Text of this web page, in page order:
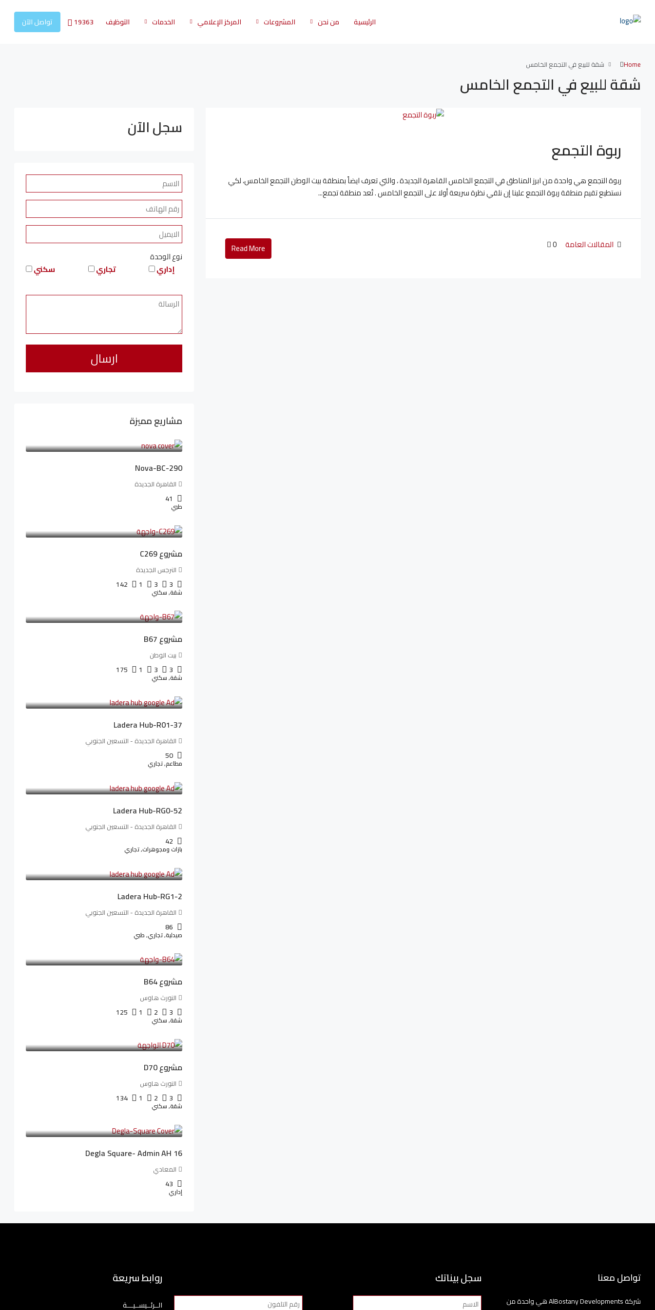
الرئيسية من نحن المشروعات المركز الإعلامي الخدمات التوظيف 19363 تواصل الآن
Home شقة للبيع في التجمع الخامس
شقة للبيع في التجمع الخامس
ربوة التجمع
ربوة التجمع هي واحدة من ابرز المناطق في التجمع الخامس القاهرة الجديدة ، والتي تعرف ايضاً بمنطقة بيت الوطن التجمع الخامس، لكي
نستطيع تقيم منطقة ربوة التجمع علينا إن نلقي نظرة سريعة أولا على التجمع الخامس . تُعد منطقة تجمع...
المقالات العامة 0
Read More
سجل الآن
نوع الوحدة
سكني
تجاري إداري
مشاريع مميزة
Nova-BC-290
القاهرة الجديدة
41
طبي
مشروع C269
النرجس الجديدة
3
3
1
142
شقة, سكني
مشروع B67
بيت الوطن
3
3
1
175
شقة, سكني
Ladera Hub-R01-37
القاهرة الجديدة - التسعين الجنوبي
50
مطاعم, تجاري
Ladera Hub-RG0-52
القاهرة الجديدة - التسعين الجنوبي
42
بازات ومجوهرات, تجاري
Ladera Hub-RG1-2
القاهرة الجديدة - التسعين الجنوبي
86
صيدلية, تجاري, طبي
مشروع B64
النورث هاوس
3
2
1
125
شقة, سكني
مشروع D70
النورث هاوس
3
2
1
134
شقة, سكني
Degla Square- Admin AH 16
المعادي
43
إداري
تواصل معنا
شركة AlBostany Developments هي واحدة من
سجل بيناتك روابط سريعة
الــرئــيســيـــة